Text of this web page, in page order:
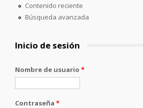
Contenido reciente
Búsqueda avanzada
Inicio de sesión
Nombre de usuario *
Contraseña *